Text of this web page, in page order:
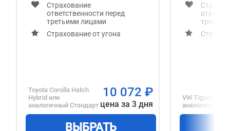
Страхование
ответственности перед
третьими лицами
Страхование от угона
Toyota Corolla Hatch
Hybrid или
аналогичный Стандарт
10 072 ₽
цена за 3 дня
ВЫБРАТЬ
VW Tiguan
аналогичный